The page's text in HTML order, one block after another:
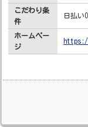
こだわり条
件
日払い
ホームペー
ジ